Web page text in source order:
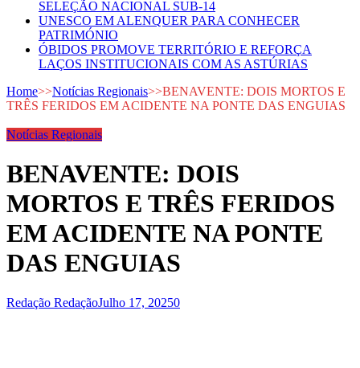
SELEÇÃO NACIONAL SUB-14
UNESCO EM ALENQUER PARA CONHECER
PATRIMÓNIO
ÓBIDOS PROMOVE TERRITÓRIO E REFORÇA
LAÇOS INSTITUCIONAIS COM AS ASTÚRIAS
Home>>Notícias Regionais>>BENAVENTE: DOIS MORTOS E
TRÊS FERIDOS EM ACIDENTE NA PONTE DAS ENGUIAS
Notícias Regionais
BENAVENTE: DOIS
MORTOS E TRÊS FERIDOS
EM ACIDENTE NA PONTE
DAS ENGUIAS
Redação RedaçãoJulho 17, 20250